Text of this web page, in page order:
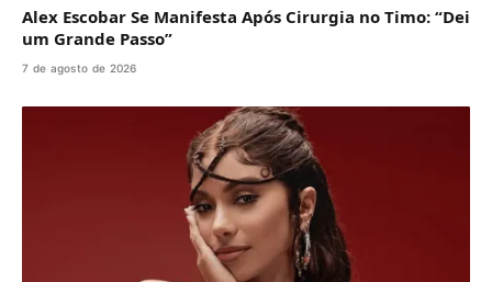
Alex Escobar Se Manifesta Após Cirurgia no Timo: “Dei
um Grande Passo”
7 de agosto de 2026